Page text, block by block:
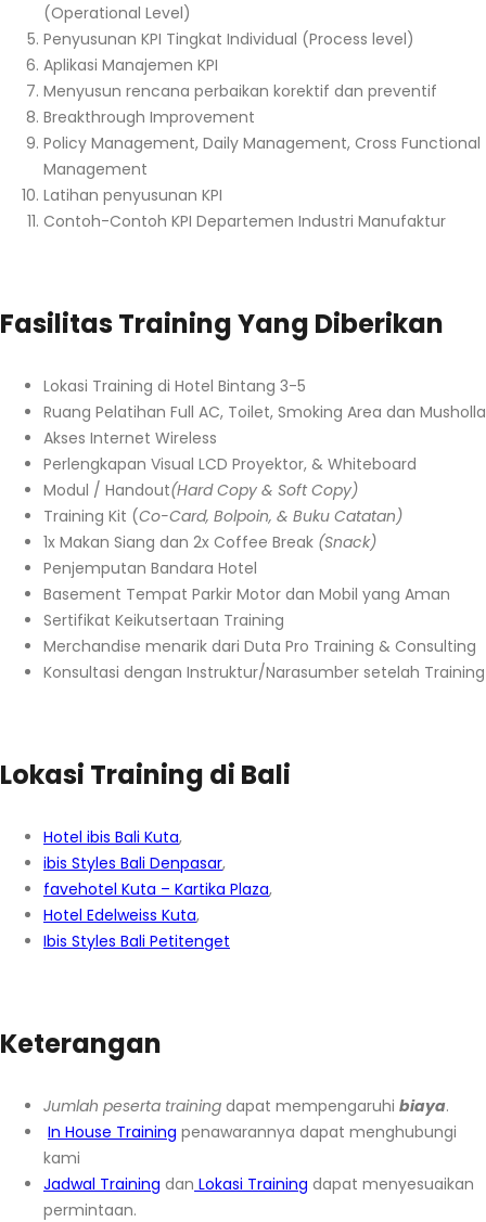
(Operational Level)
Penyusunan KPI Tingkat Individual (Process level)
Aplikasi Manajemen KPI
Menyusun rencana perbaikan korektif dan preventif
Breakthrough Improvement
Policy Management, Daily Management, Cross Functional
Management
Latihan penyusunan KPI
Contoh-Contoh KPI Departemen Industri Manufaktur
Fasilitas Training Yang Diberikan
Lokasi Training di Hotel Bintang 3-5
Ruang Pelatihan Full AC, Toilet, Smoking Area dan Musholla
Akses Internet Wireless
Perlengkapan Visual LCD Proyektor, & Whiteboard
Modul / Handout(Hard Copy & Soft Copy)
Training Kit (Co-Card, Bolpoin, & Buku Catatan)
1x Makan Siang dan 2x Coffee Break (Snack)
Penjemputan Bandara Hotel
Basement Tempat Parkir Motor dan Mobil yang Aman
Sertifikat Keikutsertaan Training
Merchandise menarik dari Duta Pro Training & Consulting
Konsultasi dengan Instruktur/Narasumber setelah Training
Lokasi Training di Bali
Hotel ibis Bali Kuta,
ibis Styles Bali Denpasar,
favehotel Kuta – Kartika Plaza,
Hotel Edelweiss Kuta,
Ibis Styles Bali Petitenget
Keterangan
Jumlah peserta training dapat mempengaruhi biaya.
In House Training penawarannya dapat menghubungi
kami
Jadwal Training dan Lokasi Training dapat menyesuaikan
permintaan.